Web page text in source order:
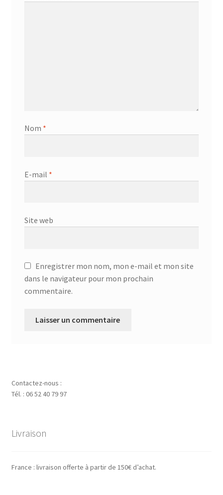
Nom *
E-mail *
Site web
Enregistrer mon nom, mon e-mail et mon site
dans le navigateur pour mon prochain
commentaire.
Contactez-nous :
Tél. : 06 52 40 79 97
Livraison
France : livraison offerte à partir de 150€ d’achat.